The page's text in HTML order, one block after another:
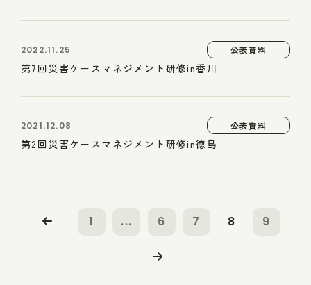
2022.11.25 公表資料
第7回災害ケースマネジメント研修in香川
2021.12.08 公表資料
第2回災害ケースマネジメント研修in徳島
1 ... 6 7 8 9